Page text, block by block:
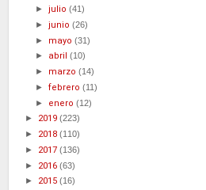
►julio(41)
►junio(26)
► mayo(31)
► abril(10)
► marzo(14)
►febrero(11)
► enero(12)
► 2019 (223)
► 2018 (110)
► 2017 (136)
► 2016 (63)
► 2015 (16)